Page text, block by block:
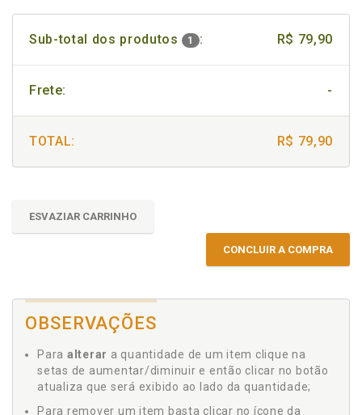
Sub-total dos produtos 1 : R$ 79,90
Frete: -
TOTAL: R$ 79,90
ESVAZIAR CARRINHO
CONCLUIR A COMPRA
OBSERVAÇÕES
Para alterar a quantidade de um item clique na
setas de aumentar/diminuir e então clicar no botão
atualiza que será exibido ao lado da quantidade;
Para remover um item basta clicar no ícone da